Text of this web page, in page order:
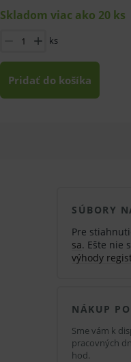
Skladom viac ako 20 ks
ks
Pridať do košíka
SÚBORY
Pre
sa. Ešte nie
výhody
NÁKUP
Sme vám k
pracovných
hod.